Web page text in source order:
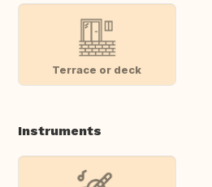
Terrace or deck
Instruments